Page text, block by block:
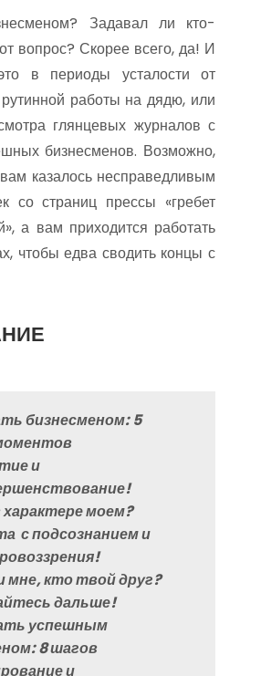
Задавал ли кто-
вопрос? Скорее всего, да! И
в периоды усталости от
работы на дядю, или
глянцевых журналов с
бизнесменов. Возможно,
казалось несправедливым
со страниц прессы «гребет
а вам приходится работать
чтобы едва сводить концы с
бизнесменом: 5
и
характере моем?
с подсознанием и
мне, кто твой друг?
дальше!
успешным
8 шагов
и